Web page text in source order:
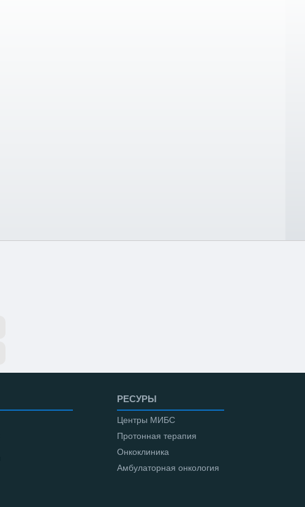
РЕСУРЫ
Центры МИБС
Протонная терапия
Онкоклиника
Амбулаторная онкология